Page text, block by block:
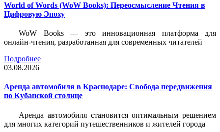
World of Words (WoW Books): Переосмысление Чтения в
Цифровую Эпоху
WoW Books — это инновационная платформа для
онлайн-чтения, разработанная для современных читателей
Подробнее
03.08.2026
Аренда автомобиля в Краснодаре: Свобода передвижения
по Кубанской столице
Аренда автомобиля становится оптимальным решением
для многих категорий путешественников и жителей города